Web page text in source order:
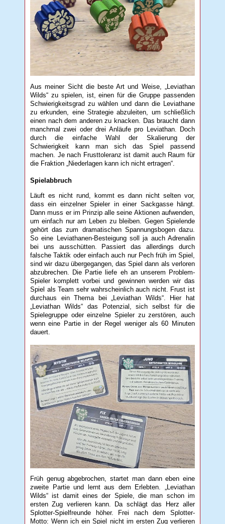
Aus meiner Sicht die beste Art und Weise, „Leviathan
Wilds“ zu spielen, ist, einen für die Gruppe passenden
Schwierigkeitsgrad zu wählen und dann die Leviathane
zu erkunden, eine Strategie abzuleiten, um schließlich
einen nach dem anderen zu knacken. Das braucht dann
manchmal zwei oder drei Anläufe pro Leviathan. Doch
durch die einfache Wahl der Skalierung der
Schwierigkeit kann man sich das Spiel passend
machen. Je nach Frusttoleranz ist damit auch Raum für
die Fraktion „Niederlagen kann ich nicht ertragen“.
Spielabbruch
Läuft es nicht rund, kommt es dann nicht selten vor,
dass ein einzelner Spieler in einer Sackgasse hängt.
Dann muss er im Prinzip alle seine Aktionen aufwenden,
um einfach nur am Leben zu bleiben. Gegen Spielende
gehört das zum dramatischen Spannungsbogen dazu.
So eine Leviathanen-Besteigung soll ja auch Adrenalin
bei uns ausschütten. Passiert das allerdings durch
falsche Taktik oder einfach auch nur Pech früh im Spiel,
sind wir dazu übergegangen, das Spiel dann als verloren
abzubrechen. Die Partie liefe eh an unserem Problem-
Spieler komplett vorbei und gewinnen werden wir das
Spiel als Team sehr wahrscheinlich auch nicht. Frust ist
durchaus ein Thema bei „Leviathan Wilds“. Hier hat
„Leviathan Wilds“ das Potenzial, sich selbst für die
Spielegruppe oder einzelne Spieler zu zerstören, auch
wenn eine Partie in der Regel weniger als 60 Minuten
dauert.
Früh genug abgebrochen, startet man dann eben eine
zweite Partie und lernt aus dem Erlebten. „Leviathan
Wilds“ ist damit eines der Spiele, die man schon im
ersten Zug verlieren kann. Da schlägt das Herz aller
Splotter-Spielfreunde höher. Frei nach dem Splotter-
Motto: Wenn ich ein Spiel nicht im ersten Zug verlieren